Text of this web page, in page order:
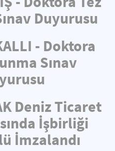
Duyurusu
- Doktora
Sınav
Deniz Ticaret
İşbirliği
İmzalandı